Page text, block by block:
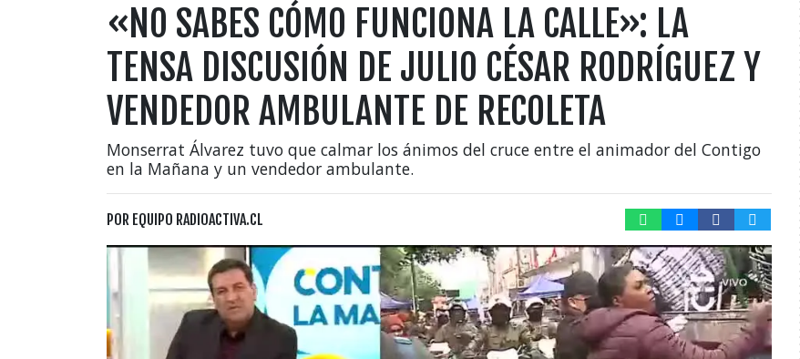
«NO SABES CÓMO FUNCIONA LA CALLE»: LA
TENSA DISCUSIÓN DE JULIO CÉSAR RODRÍGUEZ Y
VENDEDOR AMBULANTE DE RECOLETA
Monserrat Álvarez tuvo que calmar los ánimos del cruce entre el animador del Contigo
en la Mañana y un vendedor ambulante.
POR EQUIPO RADIOACTIVA.CL